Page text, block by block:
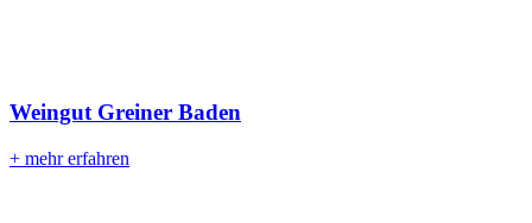
Weingut Greiner Baden
+ mehr erfahren